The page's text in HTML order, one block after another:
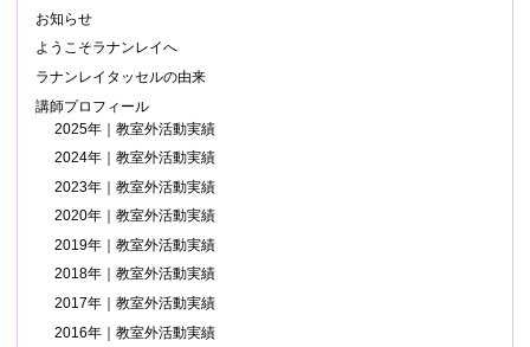
お知らせ
ようこそラナンレイへ
ラナンレイタッセルの由来
講師プロフィール
2025年｜教室外活動実績
2024年｜教室外活動実績
2023年｜教室外活動実績
2020年｜教室外活動実績
2019年｜教室外活動実績
2018年｜教室外活動実績
2017年｜教室外活動実績
2016年｜教室外活動実績